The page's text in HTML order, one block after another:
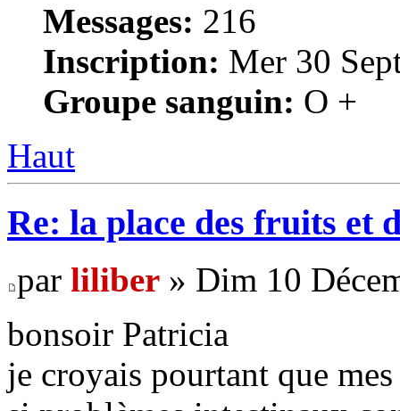
Messages: 216
Inscription: Mer 30
Groupe sanguin: O +
Haut
Re: la place des fruits et
par liliber » Dim 10
bonsoir Patricia
je croyais pourtant que